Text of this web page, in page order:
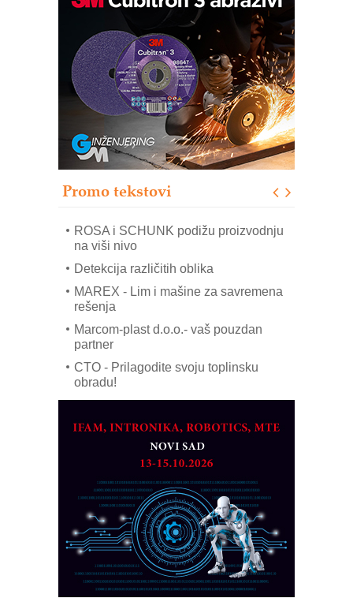
Promo tekstovi
Bezbednost na prvom mestu!
IB BLUMENAUER - više od 40 godina
poverenja u industriji
RMQ-TITAN ADVANCED INDICATOR
– Pametna signalizacija za efikasnije
upravljanje mašinama
Sigurnije ispitivanje transformatora u
solarnim elektranama i vetroparkovima
Pranje točkova na gradilištu- standard
modernog i odgovornog građenja
ROSA i SCHUNK podižu proizvodnju
na viši nivo
Detekcija različitih oblika
MAREX - Lim i mašine za savremena
rešenja
Marcom-plast d.o.o.- vaš pouzdan
partner
CTO - Prilagodite svoju toplinsku
obradu!
PLC AKYTEC
AUKOM: Svetski standard metrologije
dostupan u Srbiji
MOTOMAN – NEXT-Robotika vođena
veštačkom inteligencijom
I.SAFE MOBILE revolucioniše
industrijsku automatizaciju
pionirskimmobile operator PANEL-OM
Fleksibilno stezanje i brzo
podešavanje u proizvodnji prototipova